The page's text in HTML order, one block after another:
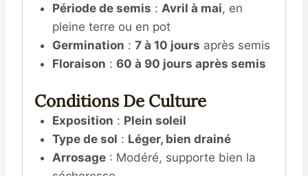
Période de semis : Avril à mai, en
pleine terre ou en pot
Germination : 7 à 10 jours après semis
Floraison : 60 à 90 jours après semis
Conditions De Culture
Exposition : Plein soleil
Type de sol : Léger, bien drainé
Arrosage: Modéré, supporte bien la